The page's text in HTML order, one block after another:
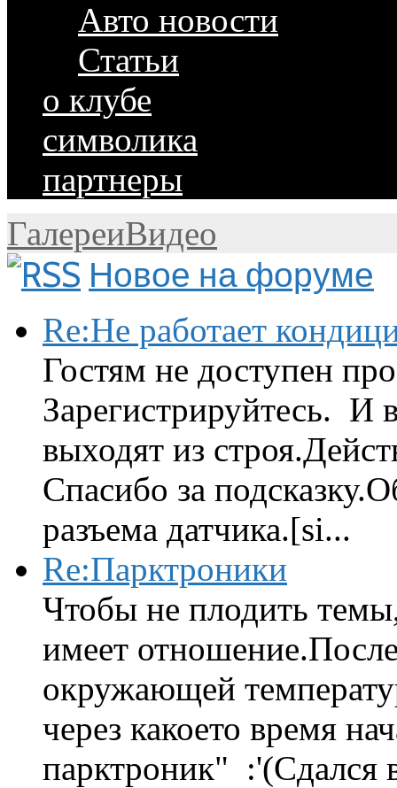
Авто новости
Статьи
о клубе
символика
партнеры
ГалереиВидео
Новое на форуме
Re:Не работает
Гостям не доступен
Зарегистрируйтесь. И
выходят из
Спасибо за
разъема датчика.[si...
Re:Парктроники
Чтобы не плодить
имеет
окружающей
через какоето время
парктроник" :'(Сдался